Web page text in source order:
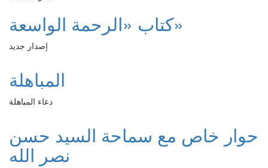
كتاب «الرحمة الواسعة»
إصدار جديد
المباهلة
دعاء المباهلة
حوار خاص مع سماحة السيد حسن
نصر الله